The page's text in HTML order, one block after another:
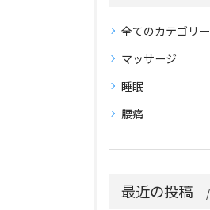
全てのカテゴリー
マッサージ
睡眠
腰痛
最近の投稿